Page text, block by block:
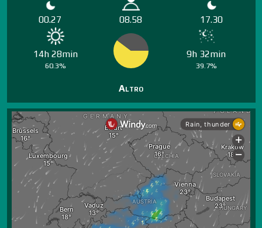
00.27 08.58 17.30
14h 28min
60.3%
9h 32min
39.7%
Altro